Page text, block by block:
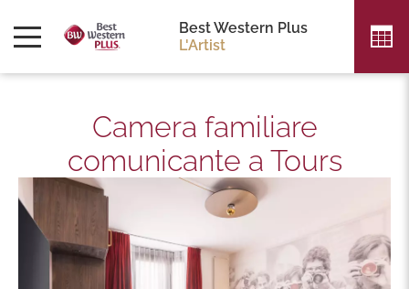
Best Western Plus
L'Artist
Camera familiare
comunicante a Tours